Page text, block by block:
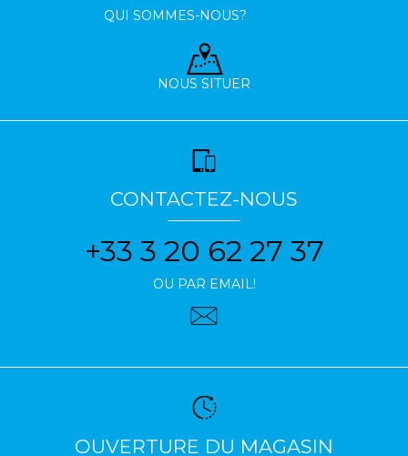
QUI SOMMES-NOUS?
NOUS SITUER
CONTACTEZ-NOUS
+33 3 20 62 27 37
OU PAR EMAIL!
OUVERTURE DU MAGASIN